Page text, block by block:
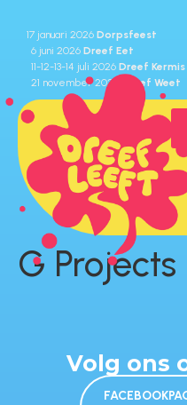
⁠17 januari 2026 Dorpsfeest
6 juni 2026 Dreef Eet
11-12-13-14 juli 2026 Dreef Kermis
⁠21 november 2026
Dreef Weet
G Projects
Volg ons